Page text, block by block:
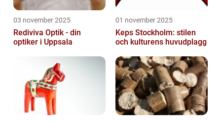
03 november 2025
Rediviva Optik - din
optiker i Uppsala
01 november 2025
Keps Stockholm: stilen
och kulturens huvudplagg